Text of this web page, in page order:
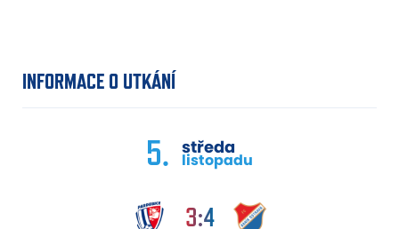
INFORMACE O UTKÁNÍ
5. středa
listopadu
3:4